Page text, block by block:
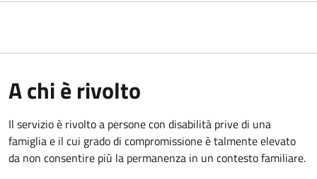
A chi è rivolto
Il servizio è rivolto a persone con disabilità prive di una
famiglia e il cui grado di compromissione è talmente elevato
da non consentire più la permanenza in un contesto familiare.